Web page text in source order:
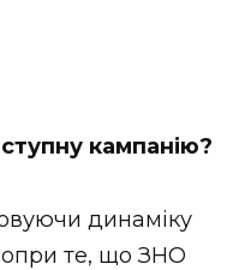
кампанію?
динаміку
те, що ЗНО